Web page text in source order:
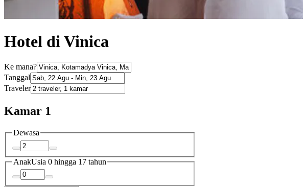
Hotel di Vinica
Ke mana?
Tanggal
Traveler
Kamar 1
Dewasa
AnakUsia 0 hingga 17 tahun